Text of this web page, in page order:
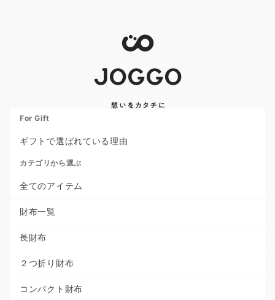
For Gift
ギフトで選ばれている理由
カテゴリから選ぶ
全てのアイテム
財布一覧
長財布
２つ折り財布
コンパクト財布